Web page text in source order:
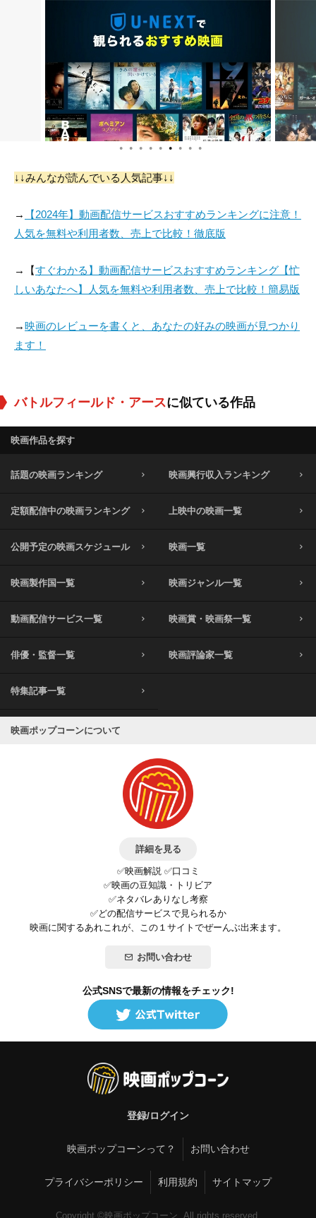
Michel Perron
役：Rock 役：Mason
Tait Ruppert ケリー・プレストン
● ● ● ● ● ● ● ● ●
↓↓みんなが読んでいる人気記事↓↓
→
【2024年】動画配信サービスおすすめランキングに注意！
人気を無料や利用者数、売上で比較！徹底版
→【すぐわかる】動画配信サービスおすすめランキング【忙
しいあなたへ】人気を無料や利用者数、売上で比較！簡易版
→映画のレビューを書くと、あなたの好みの映画が見つかり
ます！
バトルフィールド・アースに似ている作品
映画作品を探す
話題の映画ランキング 映画興行収入ランキング
定額配信中の映画ランキング 上映中の映画一覧
公開予定の映画スケジュール 映画一覧
映画製作国一覧 映画ジャンル一覧
動画配信サービス一覧 映画賞・映画祭一覧
俳優・監督一覧 映画評論家一覧
特集記事一覧
映画ポップコーンについて
詳細を見る
✅映画解説 ✅口コミ
✅映画の豆知識・トリビア
✅ネタバレありなし考察
✅どの配信サービスで見られるか
映画に関するあれこれが、この１サイトでぜーんぶ出来ます。
お問い合わせ
公式SNSで最新の情報をチェック!
登録/ログイン
映画ポップコーンって？ お問い合わせ
プライバシーポリシー 利用規約 サイトマップ
Copyright ©映画ポップコーン. All rights reserved.